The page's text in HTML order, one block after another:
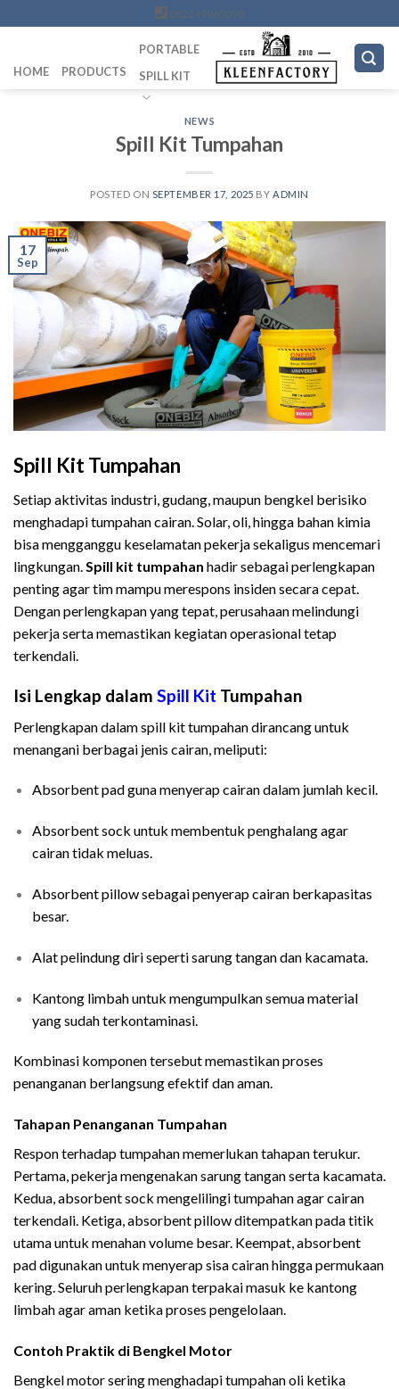
to
082249969090
HOME PRODUCTS
PORTABLE
SPILL KIT
NEWS
Spill Kit Tumpahan
POSTED ON SEPTEMBER 17, 2025 BY ADMIN
17
Sep
Spill Kit Tumpahan
Setiap aktivitas industri, gudang, maupun bengkel berisiko
menghadapi tumpahan cairan. Solar, oli, hingga bahan kimia
bisa mengganggu keselamatan pekerja sekaligus mencemari
lingkungan.Spill kit tumpahan hadir sebagai perlengkapan
penting agar tim mampu merespons insiden secara cepat.
Dengan perlengkapan yang tepat, perusahaan melindungi
pekerja serta memastikan kegiatan operasional tetap
terkendali.
Isi Lengkap dalam Spill Kit Tumpahan
Perlengkapan dalam spill kit tumpahan dirancang untuk
menangani berbagai jenis cairan, meliputi:
Absorbent pad guna menyerap cairan dalam jumlah kecil.
Absorbent sock untuk membentuk penghalang agar
cairan tidak meluas.
Absorbent pillow sebagai penyerap cairan berkapasitas
besar.
Alat pelindung diri seperti sarung tangan dan kacamata.
Kantong limbah untuk mengumpulkan semua material
yang sudah terkontaminasi.
Kombinasi komponen tersebut memastikan proses
penanganan berlangsung efektif dan aman.
Tahapan Penanganan Tumpahan
Respon terhadap tumpahan memerlukan tahapan terukur.
Pertama, pekerja mengenakan sarung tangan serta kacamata.
Kedua, absorbent sock mengelilingi tumpahan agar cairan
terkendali. Ketiga, absorbent pillow ditempatkan pada titik
utama untuk menahan volume besar. Keempat, absorbent
pad digunakan untuk menyerap sisa cairan hingga permukaan
kering. Seluruh perlengkapan terpakai masuk ke kantong
limbah agar aman ketika proses pengelolaan.
Contoh Praktik di Bengkel Motor
Bengkel motor sering menghadapi tumpahan oli ketika